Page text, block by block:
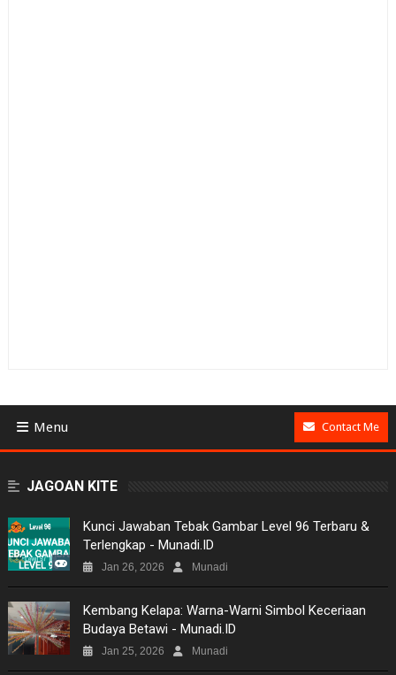
Menu
NEWS
MOVIES
Contact Me
JAGOAN KITE
Kunci Jawaban Tebak Gambar Level 96 Terbaru &
Terlengkap - Munadi.ID
Jan 26, 2026 Munadi
Kembang Kelapa: Warna-Warni Simbol Keceriaan
Budaya Betawi - Munadi.ID
Jan 25, 2026 Munadi